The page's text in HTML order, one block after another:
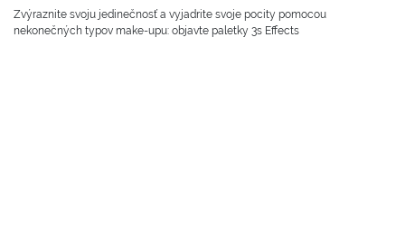
Zvýraznite svoju jedinečnosť a vyjadrite svoje pocity pomocou
nekonečných typov make-upu: objavte paletky 3s Effects